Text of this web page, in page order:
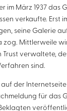
im März 1937 das
verkaufte. Erst
seine Galerie
zog. Mittlerweile
Trust verwaltete,
sind.
auf der
für das